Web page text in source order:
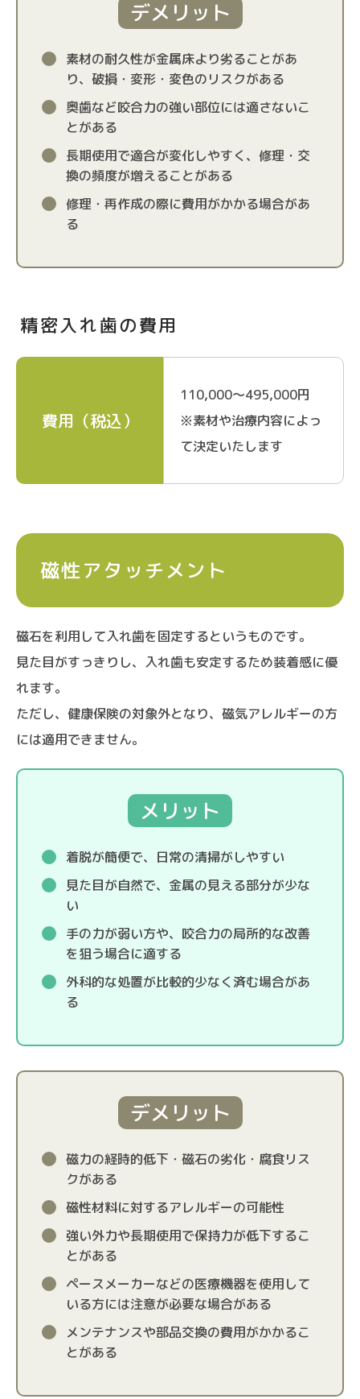
デメリット
素材の耐久性が金属床より劣ることがあ
り、破損・変形・変色のリスクがある
奥歯など咬合力の強い部位には適さないこ
とがある
長期使用で適合が変化しやすく、修理・交
換の頻度が増えることがある
修理・再作成の際に費用がかかる場合があ
る
精密入れ歯の費用
費用（税込）
110,000～495,000円
※素材や治療内容によっ
て決定いたします
磁性アタッチメント
磁石を利用して入れ歯を固定するというものです。
見た目がすっきりし、入れ歯も安定するため装着感に優
れます。
ただし、健康保険の対象外となり、磁気アレルギーの方
には適用できません。
メリット
着脱が簡便で、日常の清掃がしやすい
見た目が自然で、金属の見える部分が少な
い
手の力が弱い方や、咬合力の局所的な改善
を狙う場合に適する
外科的な処置が比較的少なく済む場合があ
る
デメリット
磁力の経時的低下・磁石の劣化・腐食リス
クがある
磁性材料に対するアレルギーの可能性
強い外力や長期使用で保持力が低下するこ
とがある
ペースメーカーなどの医療機器を使用して
いる方には注意が必要な場合がある
メンテナンスや部品交換の費用がかかるこ
とがある